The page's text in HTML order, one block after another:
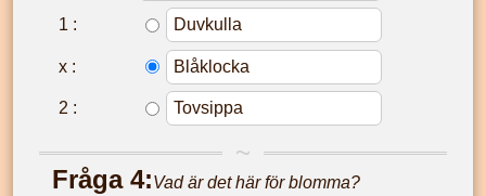
1 :
x :
2 :
Fråga 4:Vad är det här för blomma?